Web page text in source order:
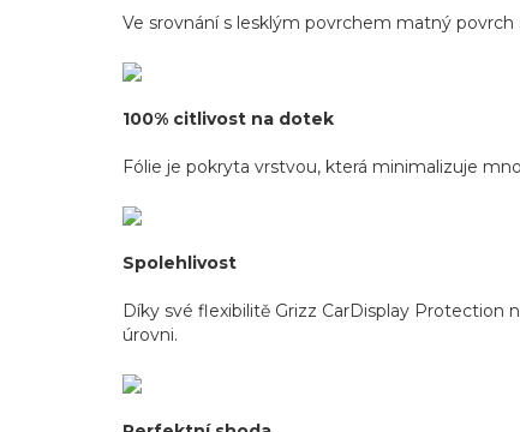
Ve srovnání s lesklým povrchem matný
100% citlivost na dotek
Fólie je pokryta vrstvou, která minimalizuje
Spolehlivost
Díky své flexibilitě Grizz CarDisplay Protection
úrovni.